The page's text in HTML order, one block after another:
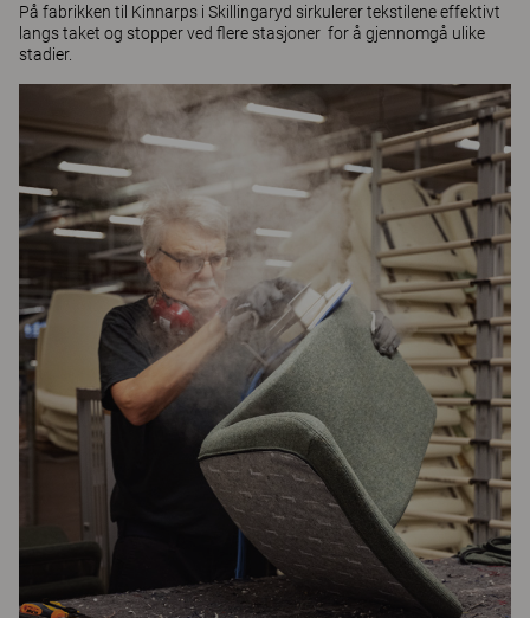
På fabrikken til Kinnarps i Skillingaryd sirkulerer tekstilene effektivt
langs taket og stopper ved flere stasjoner for å gjennomgå ulike
stadier.